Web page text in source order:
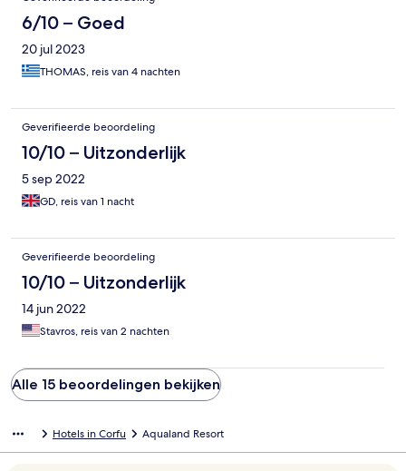
6/10 – Goed
20 jul 2023
THOMAS, reis van 4 nachten
Geverifieerde beoordeling
10/10 – Uitzonderlijk
5 sep 2022
GD, reis van 1 nacht
Geverifieerde beoordeling
10/10 – Uitzonderlijk
14 jun 2022
Stavros, reis van 2 nachten
Alle 15 beoordelingen bekijken
Hotels in Corfu Aqualand Resort